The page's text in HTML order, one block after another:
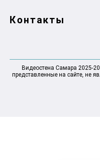
Контакты
Видеостена Самара 2025-
представленные на сайте, не